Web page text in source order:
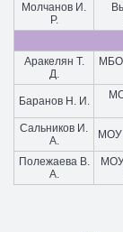
Молчанов И.
Р.
Аракелян Т.
Д.
Баранов Н. И.
Сальников И.
А.
Полежаева В.
А.